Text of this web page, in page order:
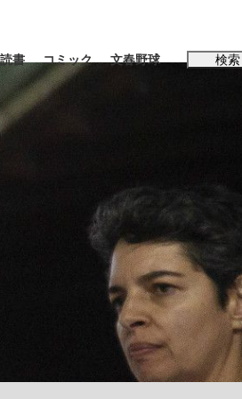
インタビュー
田圭佑が初めて明かした日本代表監督に...
読書 コミック 文春野球 検索